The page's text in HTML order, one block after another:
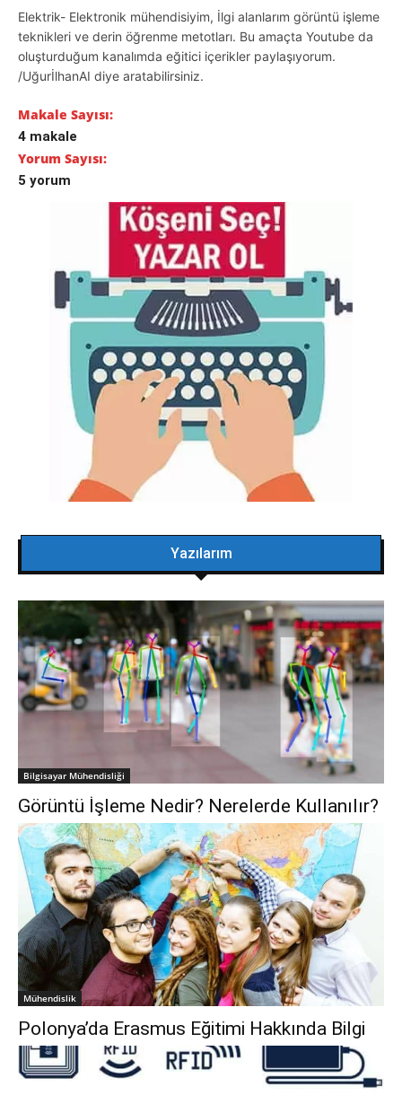
Elektrik- Elektronik mühendisiyim, İlgi alanlarım görüntü işleme
teknikleri ve derin öğrenme metotları. Bu amaçta Youtube da
oluşturduğum kanalımda eğitici içerikler paylaşıyorum.
/UğurİlhanAI diye aratabilirsiniz.
Makale Sayısı:
4 makale
Yorum Sayısı:
5 yorum
Yazılarım
Bilgisayar Mühendisliği
Görüntü İşleme Nedir? Nerelerde Kullanılır?
Mühendislik
Polonya’da Erasmus Eğitimi Hakkında Bilgi